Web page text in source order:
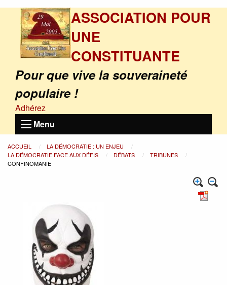
ASSOCIATION POUR
UNE
CONSTITUANTE
Pour que vive la souveraineté
populaire !
Adhérez
Menu
ACCUEIL
LA DÉMOCRATIE : UN ENJEU
LA DÉMOCRATIE FACE AUX DÉFIS
DÉBATS
TRIBUNES
CONFINOMANIE